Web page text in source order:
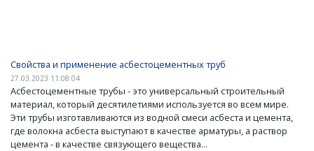
Свойства и применение асбестоцементных труб
27.03.2023 11:08:04
Асбестоцементные трубы - это универсальный строительный
материал, который десятилетиями используется во всем мире.
Эти трубы изготавливаются из водной смеси асбеста и цемента,
где волокна асбеста выступают в качестве арматуры, а раствор
цемента - в качестве связующего вещества...